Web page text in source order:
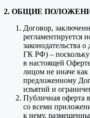
2. ОБЩИЕ
Договор,
регламентируется
законодательства
ГК РФ) –
в настоящей
лицом не иначе
предложенному
изъятий и
Публичная оферта
со всеми
к нему,